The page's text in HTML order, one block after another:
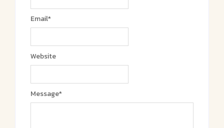
Message*
Email*
Website